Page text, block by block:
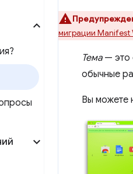
миграции Manifest
Тема— это
обычные
Вы можете